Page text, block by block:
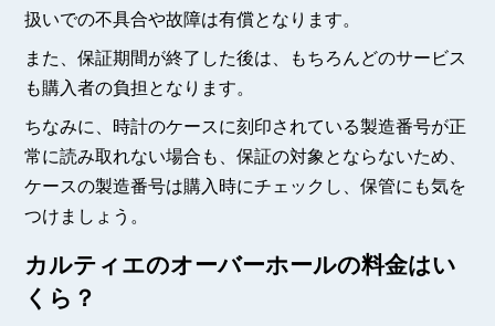
扱いでの不具合や故障は有償となります。
また、保証期間が終了した後は、もちろんどのサービス
も購入者の負担となります。
ちなみに、時計のケースに刻印されている製造番号が正
常に読み取れない場合も、保証の対象とならないため、
ケースの製造番号は購入時にチェックし、保管にも気を
つけましょう。
カルティエのオーバーホールの料金はい
くら？